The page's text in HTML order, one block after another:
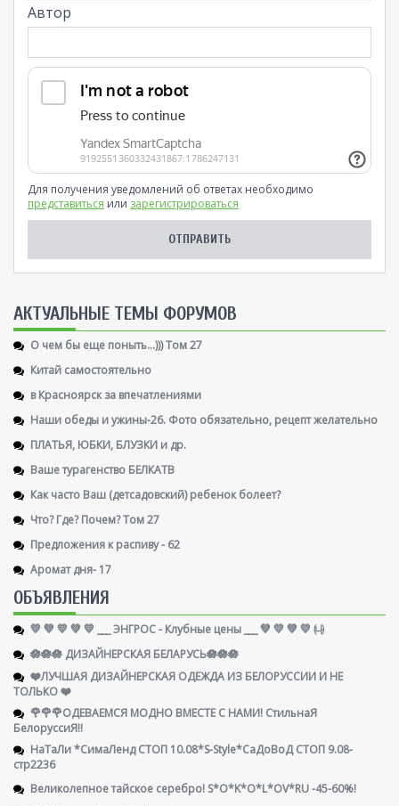
Автор
Для получения уведомлений об ответах необходимо
представиться или зарегистрироваться
AКТУАЛЬНЫЕ ТЕМЫ ФОРУМОВ
О чем бы еще поныть...))) Том 27
Китай самостоятельно
в Красноярск за впечатлениями
Наши обеды и ужины-26. Фото обязательно, рецепт желательно
ПЛАТЬЯ, ЮБКИ, БЛУЗКИ и др.
Ваше турагенство БЕЛКАТВ
Как часто Ваш (детсадовский) ребенок болеет?
Что? Где? Почем? Том 27
Предложения к распиву - 62
Аромат дня- 17
ОБЪЯВЛЕНИЯ
💛 💚 💛 💚 💛 ___ ЭНГРОС - Клубные цены ___ 💚 💛 💚 💛 ㈏
🪷🪷🪷 ДИЗАЙНЕРСКАЯ БЕЛАРУСЬ🪷🪷🪷
❤️ЛУЧШАЯ ДИЗАЙНЕРСКАЯ ОДЕЖДА ИЗ БЕЛОРУССИИ И НЕ
ТОЛЬКО ❤️
🌹🌹🌹ОДЕВАЕМСЯ МОДНО ВМЕСТЕ С НАМИ! СтильнаЯ
БелоруссиЯ‼
НаТаЛи *СимаЛенд СТОП 10.08*S-Style*СаДоВоД СТОП 9.08-
стр2236
Великолепное тайское серебро! S*O*K*O*L*OV*RU -45-60%!